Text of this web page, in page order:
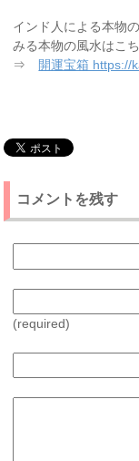
インド人による本物
みる本物の風水はこち
⇒ 開運宝箱 https://
コメントを残す
(required)